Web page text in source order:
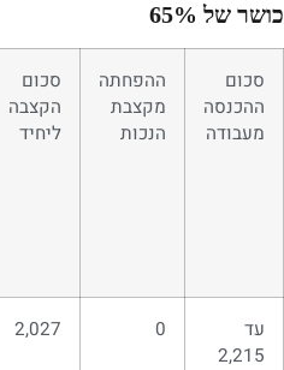
כושר של 65%
סכום
ההכנסה
מעבודה
ההפחתה
מקצבת
הנכות
סכום
הקצבה
ליחיד
עד
2,215
0
2,027